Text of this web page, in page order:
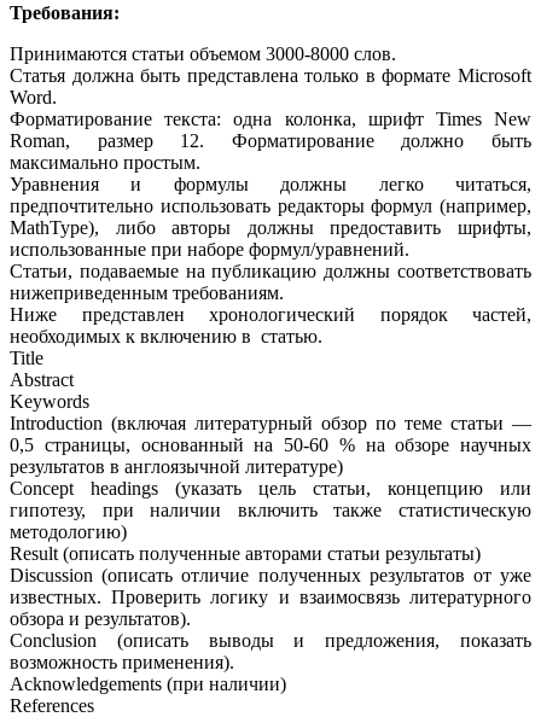
Требования:
Принимаются статьи объемом 3000-8000 слов.
Статья должна быть представлена только в формате Microsoft
Word.
Форматирование текста: одна колонка, шрифт Times New
Roman, размер 12. Форматирование должно быть
максимально простым.
Уравнения и формулы должны легко читаться,
предпочтительно использовать редакторы формул (например,
MathType), либо авторы должны предоставить шрифты,
использованные при наборе формул/уравнений.
Статьи, подаваемые на публикацию должны соответствовать
нижеприведенным требованиям.
Ниже представлен хронологический порядок частей,
необходимых к включению в статью.
Title
Abstract
Keywords
Introduction (включая литературный обзор по теме статьи —
0,5 страницы, основанный на 50-60 % на обзоре научных
результатов в англоязычной литературе)
Concept headings (указать цель статьи, концепцию или
гипотезу, при наличии включить также статистическую
методологию)
Result (описать полученные авторами статьи результаты)
Discussion (описать отличие полученных результатов от уже
известных. Проверить логику и взаимосвязь литературного
обзора и результатов).
Conclusion (описать выводы и предложения, показать
возможность применения).
Acknowledgements (при наличии)
References